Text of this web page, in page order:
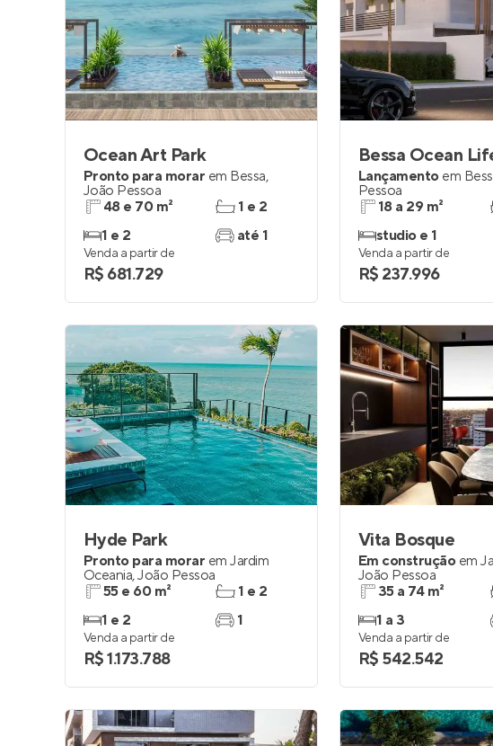
Ocean Art Park
Pronto para morar em Bessa,
João Pessoa
48 e 70 m²
1 e 2
1 e 2
até 1
Venda a partir de
R$ 681.729
Bessa Ocean
Lançamento em
Pessoa
18 a 29 m²
studio e 1
Venda a partir de
R$ 237.996
Hyde Park
Pronto para morar em Jardim
Oceania,João Pessoa
55 e 60 m²
1 e 2
1 e 2
1
Venda a partir de
R$ 1.173.788
Vita Bosque
Em construção em
João Pessoa
35 a 74 m²
1 a 3
Venda a partir de
R$ 542.542